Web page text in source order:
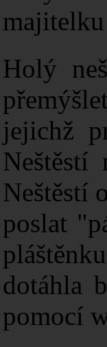
Holý
jejichž
Neštěstí
poslat
dotáhla
pomocí